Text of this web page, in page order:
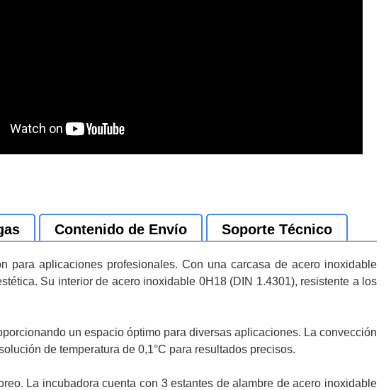
Contenido de Envío Soporte Técnico
para aplicaciones profesionales. Con una carcasa de acero inoxidable
Su interior de acero inoxidable 0H18 (DIN 1.4301), resistente a los
un espacio óptimo para diversas aplicaciones. La convección
de temperatura de 0,1°C para resultados precisos.
La incubadora cuenta con 3 estantes de alambre de acero inoxidable